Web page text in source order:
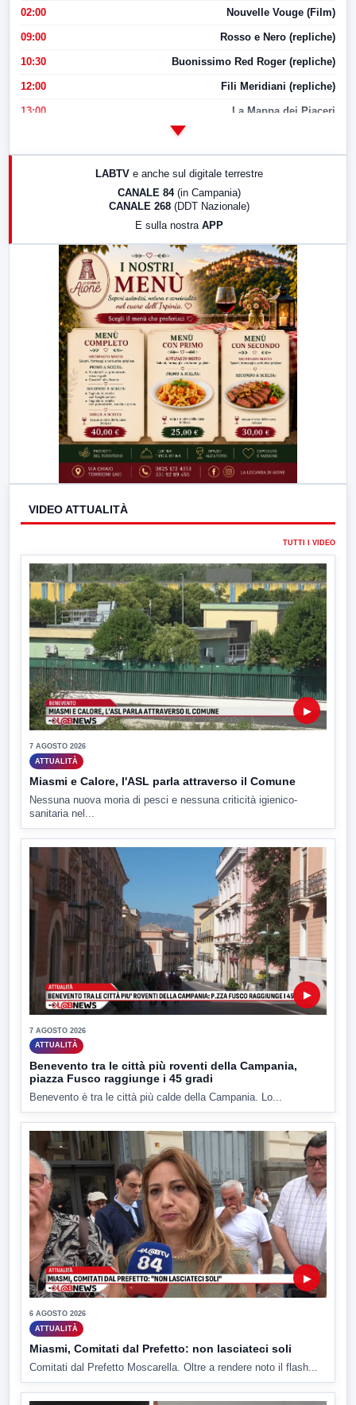
02:00 Nouvelle Vouge (Film)
09:00 Rosso e Nero (repliche)
10:30 Buonissimo Red Roger (repliche)
12:00 Fili Meridiani (repliche)
13:00 La Mappa dei Piaceri
LabNews (replica)
LABTV e anche sul digitale terrestre
CANALE 84 (in Campania)
CANALE 268 (DDT Nazionale)
E sulla nostra APP
VIDEO ATTUALITÀ
TUTTI I VIDEO
▶
7 AGOSTO 2026
ATTUALITÀ
Miasmi e Calore, l'ASL parla attraverso il Comune
Nessuna nuova moria di pesci e nessuna criticità igienico-
sanitaria nel...
▶
7 AGOSTO 2026
ATTUALITÀ
Benevento tra le città più roventi della Campania,
piazza Fusco raggiunge i 45 gradi
Benevento è tra le città più calde della Campania. Lo...
▶
6 AGOSTO 2026
ATTUALITÀ
Miasmi, Comitati dal Prefetto: non lasciateci soli
Comitati dal Prefetto Moscarella. Oltre a rendere noto il flash...